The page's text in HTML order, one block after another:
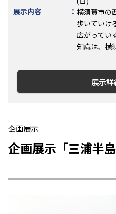
算資料』な
展示内容
： 横須賀市の
歩いていけ
広がってい
知識は、横
の企画展示
れた貴重な
止画ととも
査機をパネ
などを展
相模湾の深
展示
企画展示
企画展示「三浦半